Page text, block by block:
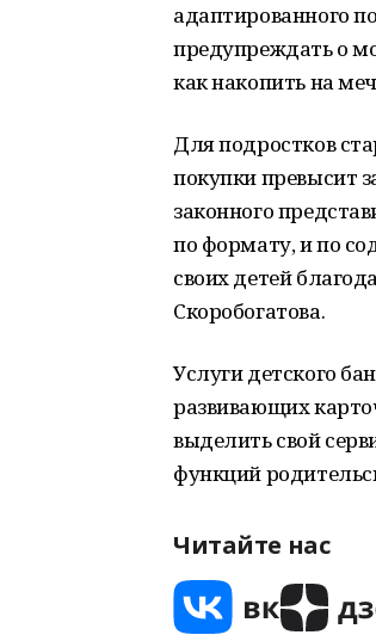
адаптированного
предупреждать о
как накопить на
Для подростков
покупки превысит
законного
по формату, и по
своих детей
Скоробогатова.
Услуги детского
развивающих
выделить свой
функций
Читайте нас